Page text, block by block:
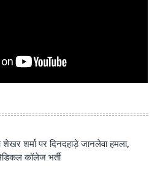
शेखर शर्मा पर दिनदहाड़े जानलेवा हमला,
कॉलेज भर्ती